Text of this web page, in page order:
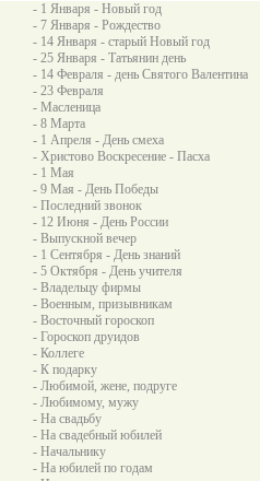
- 1 Января - Новый год
- 7 Января - Рождество
- 14 Января - старый Новый год
- 25 Января - Татьянин день
- 14 Февраля - день Святого Валентина
- 23 Февраля
- Масленица
- 8 Марта
- 1 Апреля - День смеха
- Христово Воскресение - Пасха
- 1 Мая
- 9 Мая - День Победы
- Последний звонок
- 12 Июня - День России
- Выпускной вечер
- 1 Сентября - День знаний
- 5 Октября - День учителя
- Владельцу фирмы
- Военным, призывникам
- Восточный гороскоп
- Гороскоп друидов
- Коллеге
- К подарку
- Любимой, жене, подруге
- Любимому, мужу
- На свадьбу
- На свадебный юбилей
- Начальнику
- На юбилей по годам